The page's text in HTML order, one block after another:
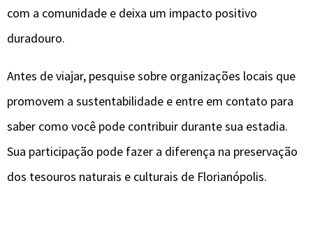
com a comunidade e deixa um impacto positivo
duradouro.
Antes de viajar, pesquise sobre organizações locais que
promovem a sustentabilidade e entre em contato para
saber como você pode contribuir durante sua estadia.
Sua participação pode fazer a diferença na preservação
dos tesouros naturais e culturais de Florianópolis.